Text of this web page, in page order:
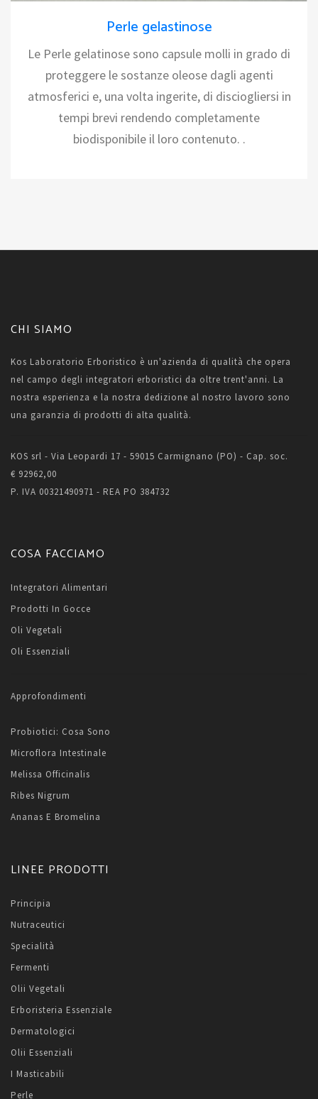
Perle gelastinose
Le Perle gelatinose sono capsule molli in grado di
proteggere le sostanze oleose dagli agenti
atmosferici e, una volta ingerite, di disciogliersi in
tempi brevi rendendo completamente
biodisponibile il loro contenuto. .
CHI SIAMO
Kos Laboratorio Erboristico è un'azienda di qualità che opera
nel campo degli integratori erboristici da oltre trent'anni. La
nostra esperienza e la nostra dedizione al nostro lavoro sono
una garanzia di prodotti di alta qualità.
KOS srl - Via Leopardi 17 - 59015 Carmignano (PO) - Cap. soc.
€ 92962,00
P. IVA 00321490971 - REA PO 384732
COSA FACCIAMO
Integratori Alimentari
Prodotti In Gocce
Oli Vegetali
Oli Essenziali
Approfondimenti
Probiotici: Cosa Sono
Microflora Intestinale
Melissa Officinalis
Ribes Nigrum
Ananas E Bromelina
LINEE PRODOTTI
Principia
Nutraceutici
Specialità
Fermenti
Olii Vegetali
Erboristeria Essenziale
Dermatologici
Olii Essenziali
I Masticabili
Perle